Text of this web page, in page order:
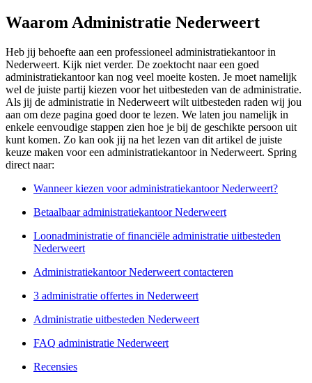
Waarom Administratie Nederweert
Heb jij behoefte aan een professioneel administratiekantoor in
Nederweert. Kijk niet verder. De zoektocht naar een goed
administratiekantoor kan nog veel moeite kosten. Je moet namelijk
wel de juiste partij kiezen voor het uitbesteden van de administratie.
Als jij de administratie in Nederweert wilt uitbesteden raden wij jou
aan om deze pagina goed door te lezen. We laten jou namelijk in
enkele eenvoudige stappen zien hoe je bij de geschikte persoon uit
kunt komen. Zo kan ook jij na het lezen van dit artikel de juiste
keuze maken voor een administratiekantoor in Nederweert. Spring
direct naar:
Wanneer kiezen voor administratiekantoor Nederweert?
Betaalbaar administratiekantoor Nederweert
Loonadministratie of financiële administratie uitbesteden
Nederweert
Administratiekantoor Nederweert contacteren
3 administratie offertes in Nederweert
Administratie uitbesteden Nederweert
FAQ administratie Nederweert
Recensies